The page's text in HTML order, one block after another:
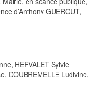
d’Anthony GUEROUT,
HERVALET Sylvie,
DOUBREMELLE Ludivine,